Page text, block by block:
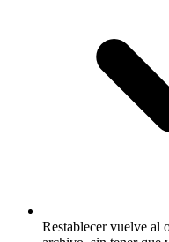
Restablecer vuelve al